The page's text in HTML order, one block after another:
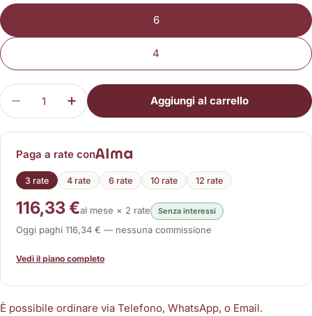
6
4
Quantità
Diminuisci la quantità per PressoMassaggio
Aumenta la quantità per
Aggiungi al carrello
Paga a rate con
3 rate 4 rate 6 rate 10 rate 12 rate
116,33 €al mese × 2 rate Senza interessi
Oggi paghi 116,34 € — nessuna commissione
Vedi il piano completo
È possibile ordinare via Telefono, WhatsApp, o Email.